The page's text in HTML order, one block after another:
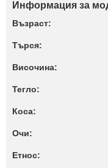
Информация за
Възраст:
Търся:
Височина:
Тегло:
Коса:
Очи:
Етнос: